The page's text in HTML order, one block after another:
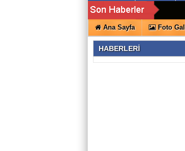
Ana Sayfa Foto
HABERLERİ